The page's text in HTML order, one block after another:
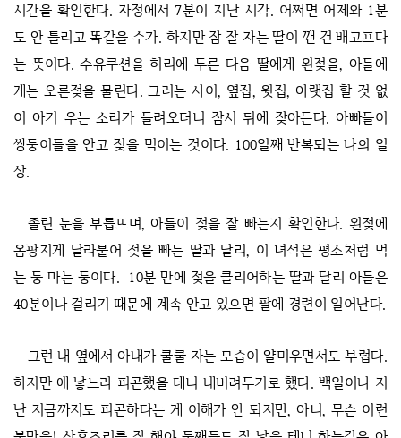
시간을 확인한다. 자정에서 7분이 지난 시각. 어쩌면 어제와 1분
도 안 틀리고 똑같을 수가. 하지만 잠 잘 자는 딸이 깬 건 배고프다
는 뜻이다.수유쿠션을 허리에 두른 다음 딸에게 왼젖을, 아들에
게는 오른젖을 물린다. 그러는 사이, 옆집, 윗집, 아랫집 할 것 없
이 아기 우는 소리가 들려오더니 잠시 뒤에 잦아든다. 아빠들이
쌍둥이들을 안고 젖을 먹이는 것이다. 100일째 반복되는 나의 일
상.
졸린 눈을 부릅뜨며, 아들이 젖을 잘 빠는지 확인한다. 왼젖에
옴팡지게 달라붙어 젖을 빠는 딸과 달리, 이 녀석은 평소처럼 먹
는 둥 마는 둥이다. 10분 만에 젖을 클리어하는 딸과 달리 아들은
40분이나 걸리기 때문에 계속 안고 있으면 팔에 경련이 일어난다.
그런 내 옆에서 아내가 쿨쿨 자는 모습이 얄미우면서도 부럽다.
하지만 애 낳느라 피곤했을 테니 내버려두기로 했다. 백일이나 지
난 지금까지도 피곤하다는 게 이해가 안 되지만, 아니, 무슨 이런